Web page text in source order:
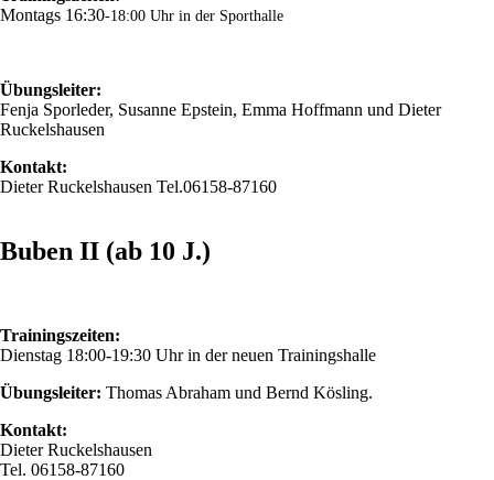
Montags 16:30-18:00 Uhr in der Sporthalle
Übungsleiter:
Fenja Sporleder, Susanne Epstein, Emma Hoffmann und Dieter
Ruckelshausen
Kontakt:
Dieter Ruckelshausen Tel.06158-87160
Buben II (ab 10 J.)
Trainingszeiten:
Dienstag 18:00-19:30 Uhr in der neuen Trainingshalle
Übungsleiter: Thomas Abraham und Bernd Kösling.
Kontakt:
Dieter Ruckelshausen
Tel. 06158-87160